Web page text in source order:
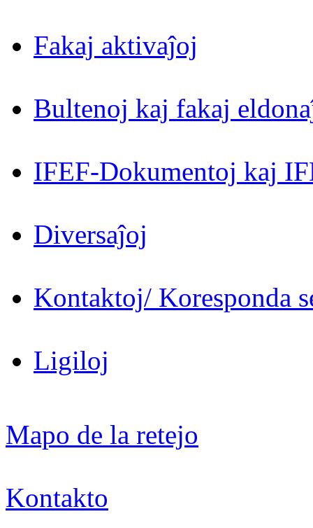
Fakaj aktivaĵoj
Bultenoj kaj fakaj
IFEF-Dokumentoj kaj
Diversaĵoj
Kontaktoj/ Koresponda
Ligiloj
Mapo de la retejo
Kontakto